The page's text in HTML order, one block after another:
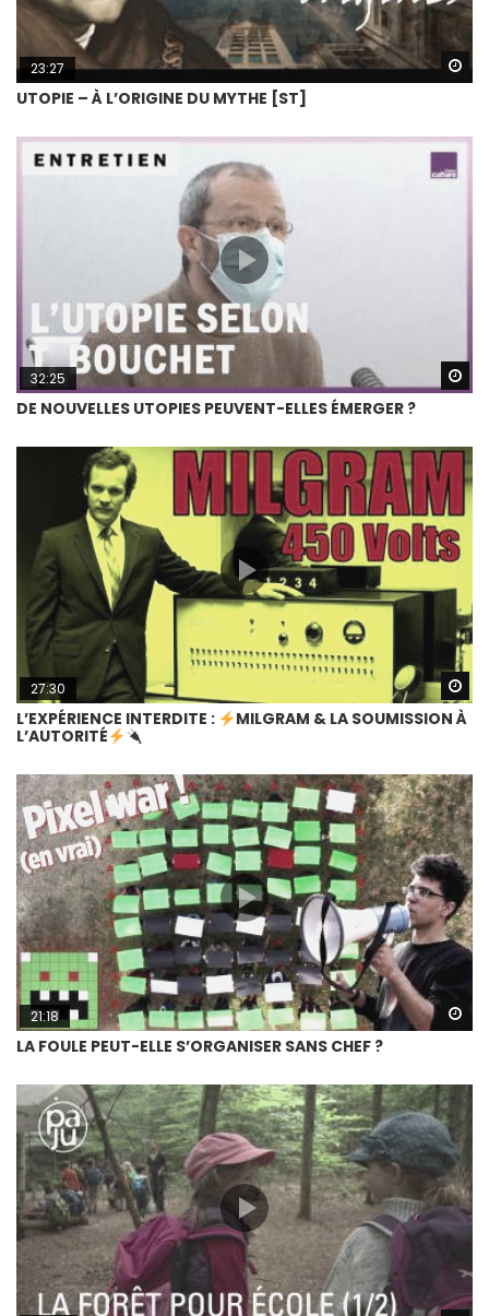
23:27
UTOPIE – À L’ORIGINE DU MYTHE [ST]
32:25
DE NOUVELLES UTOPIES PEUVENT-ELLES ÉMERGER ?
27:30
L’EXPÉRIENCE INTERDITE :
MILGRAM & LA SOUMISSION À
L’AUTORITÉ
21:18
LA FOULE PEUT-ELLE S’ORGANISER SANS CHEF ?